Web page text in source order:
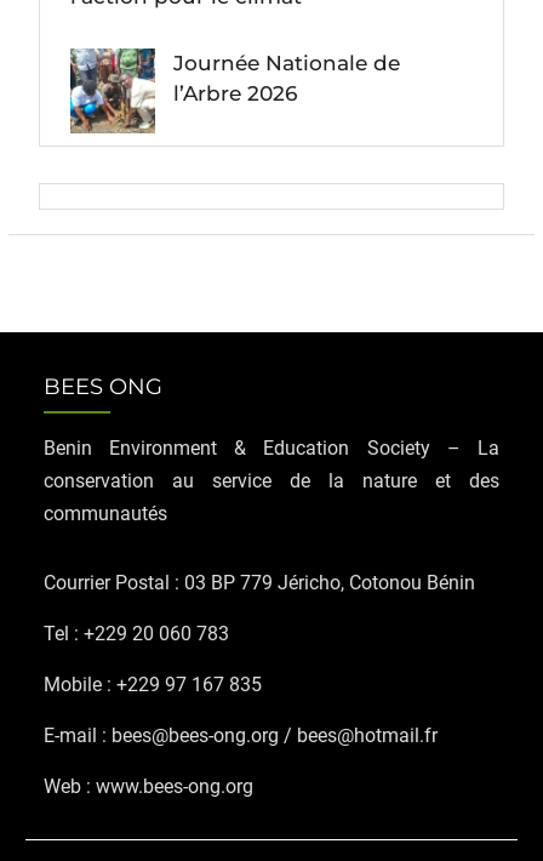
Journée Nationale de
l’Arbre 2026
BEES ONG
Benin Environment & Education Society – La
conservation au service de la nature et des
communautés
Courrier Postal : 03 BP 779 Jéricho, Cotonou Bénin
Tel : +229 20 060 783
Mobile : +229 97 167 835
E-mail : bees@bees-ong.org / bees@hotmail.fr
Web : www.bees-ong.org